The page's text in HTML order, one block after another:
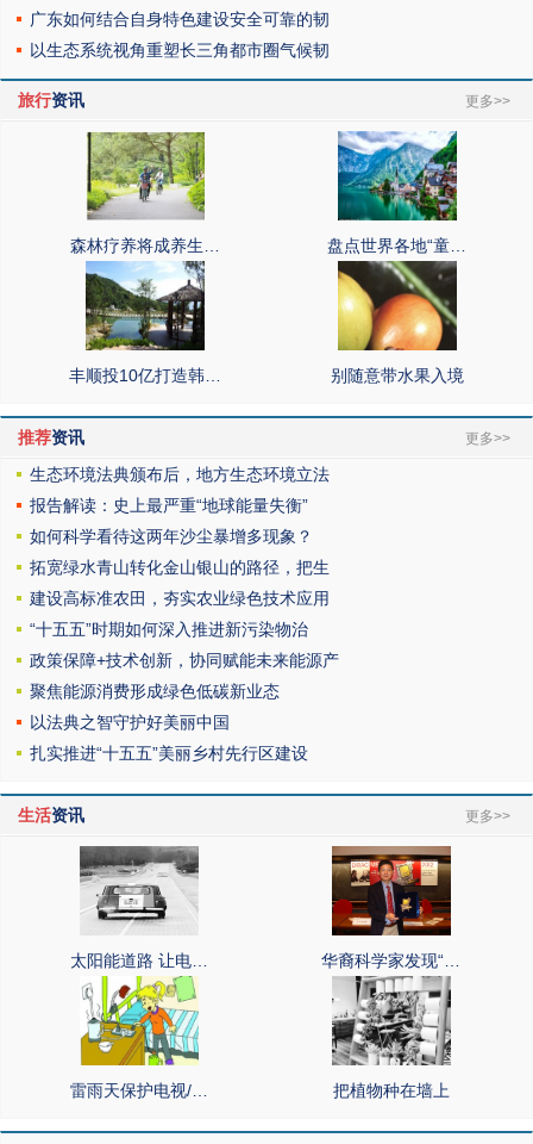
广东如何结合自身特色建设安全可靠的韧
以生态系统视角重塑长三角都市圈气候韧
旅行资讯 更多>>
森林疗养将成养生… 盘点世界各地“童…
丰顺投10亿打造韩… 别随意带水果入境
推荐资讯 更多>>
生态环境法典颁布后，地方生态环境立法
报告解读：史上最严重“地球能量失衡”
如何科学看待这两年沙尘暴增多现象？
拓宽绿水青山转化金山银山的路径，把生
建设高标准农田，夯实农业绿色技术应用
“十五五”时期如何深入推进新污染物治
政策保障+技术创新，协同赋能未来能源产
聚焦能源消费形成绿色低碳新业态
以法典之智守护好美丽中国
扎实推进“十五五”美丽乡村先行区建设
生活资讯 更多>>
太阳能道路 让电… 华裔科学家发现“…
雷雨天保护电视/… 把植物种在墙上